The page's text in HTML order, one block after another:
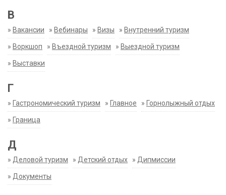
В
» Вакансии » Вебинары » Визы » Внутренний туризм
» Воркшоп » Въездной туризм » Выездной туризм
» Выставки
Г
» Гастрономический туризм » Главное » Горнолыжный отдых
» Граница
Д
» Деловой туризм » Детский отдых » Дипмиссии
» Документы